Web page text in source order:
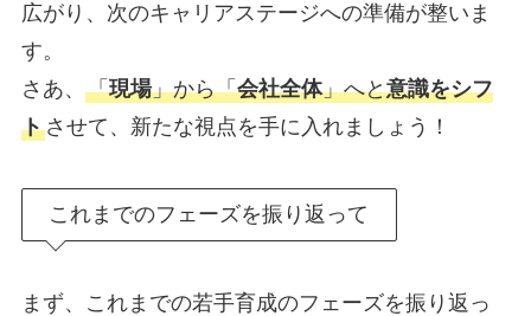
広がり、次のキャリアステージへの準備が整いま
す。
さあ、 「現場」から「会社全体」へと意識をシフ
トさせて、新たな視点を手に入れましょう！
これまでのフェーズを振り返って
まず、これまでの若手育成のフェーズを振り返っ